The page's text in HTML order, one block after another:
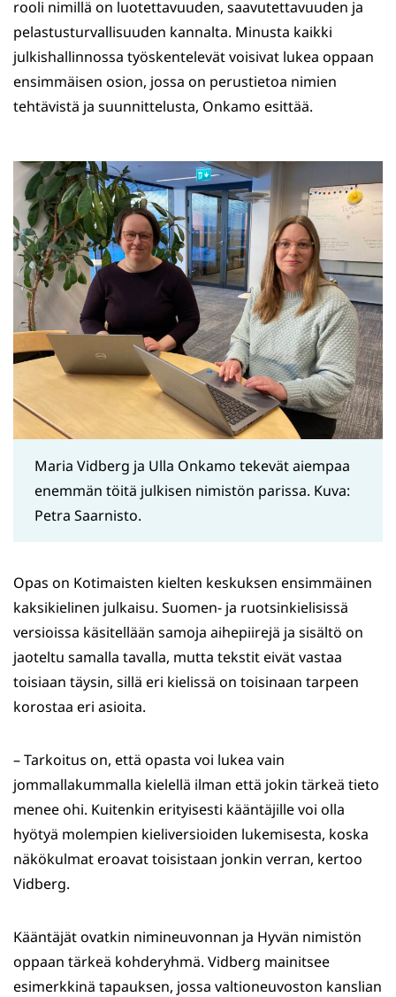
rooli nimillä on luotettavuuden, saavutettavuuden ja
pelastusturvallisuuden kannalta. Minusta kaikki
julkishallinnossa työskentelevät voisivat lukea oppaan
ensimmäisen osion, jossa on perustietoa nimien
tehtävistä ja suunnittelusta, Onkamo esittää.
Maria Vidberg ja Ulla Onkamo tekevät aiempaa
enemmän töitä julkisen nimistön parissa. Kuva:
Petra Saarnisto.
Opas on Kotimaisten kielten keskuksen ensimmäinen
kaksikielinen julkaisu. Suomen- ja ruotsinkielisissä
versioissa käsitellään samoja aihepiirejä ja sisältö on
jaoteltu samalla tavalla, mutta tekstit eivät vastaa
toisiaan täysin, sillä eri kielissä on toisinaan tarpeen
korostaa eri asioita.
– Tarkoitus on, että opasta voi lukea vain
jommallakummalla kielellä ilman että jokin tärkeä tieto
menee ohi. Kuitenkin erityisesti kääntäjille voi olla
hyötyä molempien kieliversioiden lukemisesta, koska
näkökulmat eroavat toisistaan jonkin verran, kertoo
Vidberg.
Kääntäjät ovatkin nimineuvonnan ja Hyvän nimistön
oppaan tärkeä kohderyhmä. Vidberg mainitsee
esimerkkinä tapauksen, jossa valtioneuvoston kanslian